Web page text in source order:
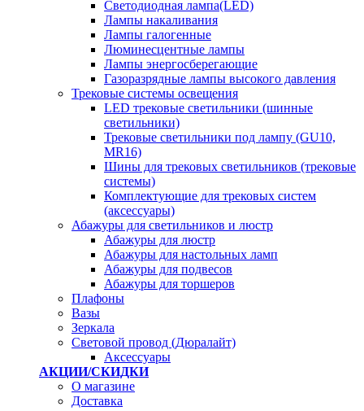
Светодиодная лампа(LED)
Лампы накаливания
Лампы галогенные
Люминесцентные лампы
Лампы энергосберегающие
Газоразрядные лампы высокого давления
Трековые системы освещения
LED трековые светильники (шинные
светильники)
Трековые светильники под лампу (GU10,
MR16)
Шины для трековых светильников (трековые
системы)
Комплектующие для трековых систем
(аксессуары)
Абажуры для светильников и люстр
Абажуры для люстр
Абажуры для настольных ламп
Абажуры для подвесов
Абажуры для торшеров
Плафоны
Вазы
Зеркала
Световой провод (Дюралайт)
Аксессуары
АКЦИИ/СКИДКИ
О магазине
Доставка